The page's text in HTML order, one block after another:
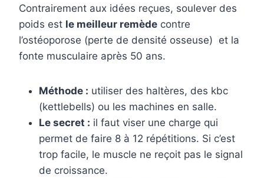
Contrairement aux idées reçues, soulever des
poids est le meilleur remède contre
l’ostéoporose (perte de densité osseuse) et la
fonte musculaire après 50 ans.
Méthode : utiliser des haltères, des kbc
(kettlebells) ou les machines en salle.
Le secret : il faut viser une charge qui
permet de faire 8 à 12 répétitions. Si c’est
trop facile, le muscle ne reçoit pas le signal
de croissance.